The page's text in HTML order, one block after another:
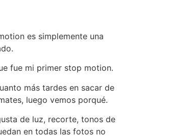
es simplemente una
fue mi primer stop motion.
más tardes en sacar de
luego vemos porqué.
de luz, recorte, tonos de
en todas las fotos no